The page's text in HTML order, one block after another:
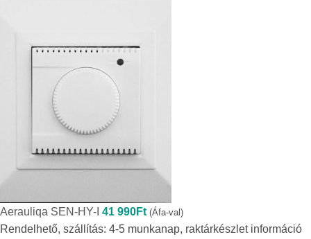
Aerauliqa SEN-HY-I 41 990Ft (Áfa-val)
Rendelhető, szállítás: 4-5 munkanap, raktárkészlet információ